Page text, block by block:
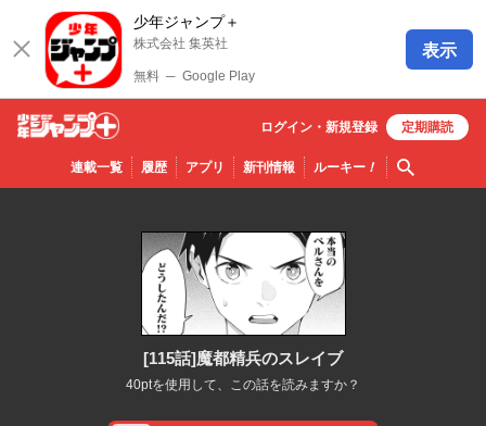
少年ジャンプ＋
株式会社 集英社
無料 ─ Google Play
表示
少年ジ
ャンプ
連載一覧 履歴 アプリ 新刊情報 ルーキー！ 検索
ログイン・ 新規登録 定期購読
[115話]魔都精兵のスレイブ
40ptを使用して、この話を読みますか？